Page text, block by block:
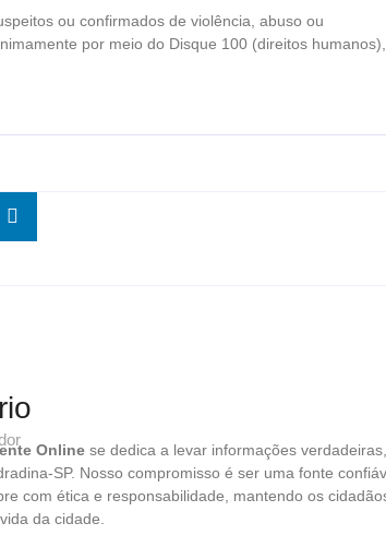
ou confirmados de violência, abuso ou
por meio do Disque 100 (direitos humanos),
Onlinese dedica a levar informações verdadeiras,
SP. Nosso compromisso é ser uma fonte
com ética e responsabilidade, mantendo os
da cidade.